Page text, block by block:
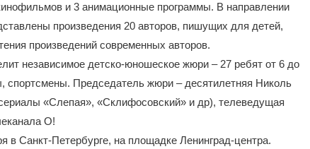
и 3 анимационные программы. В направлении
произведения 20 авторов, пишущих для детей,
произведений современных авторов.
независимое детско-юношеское жюри – 27 ребят от 6 до
спортсмены. Председатель жюри – десятилетняя Николь
«Слепая», «Склифосовский» и др), телеведущая
О!
в Санкт-Петербурге, на площадке Ленинград-центра.